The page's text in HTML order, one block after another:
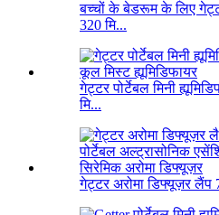
बच्चों के बेडरूम के लिए
320 मि...
गेट्टर पोर्टेबल मिनी
मि...
गेट्टर अरोमा डिफ्यूज़र लैंप